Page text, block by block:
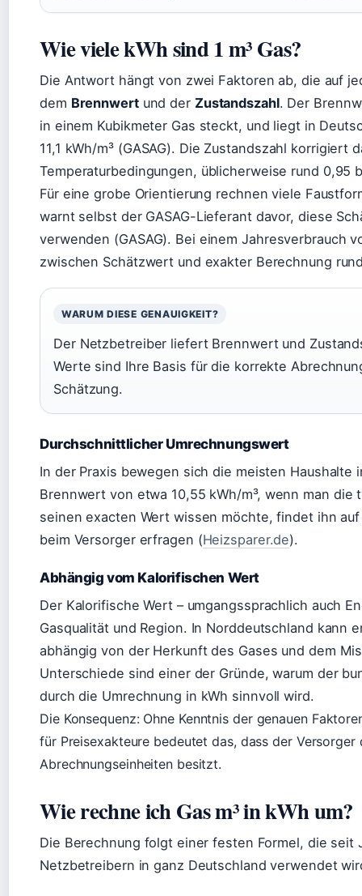
Wie viele kWh sind 1 m³ Gas?
Die Antwort hängt von zwei Faktoren ab, die auf
dem Brennwertund der Zustandszahl. Der
in einem Kubikmeter Gas steckt, und liegt in
11,1 kWh/m³ (GASAG). Die Zustandszahl korrigiert
Temperaturbedingungen, üblicherweise rund 0,95
Für eine grobe Orientierung rechnen viele
warnt selbst der GASAG-Lieferant davor, diese
verwenden (GASAG). Bei einem Jahresverbrauch
zwischen Schätzwert und exakter Berechnung
WARUM DIESE GENAUIGKEIT?
Der Netzbetreiber liefert Brennwert und
Werte sind Ihre Basis für die korrekte
Schätzung.
Durchschnittlicher Umrechnungswert
In der Praxis bewegen sich die meisten
Brennwert von etwa 10,55 kWh/m³, wenn man
seinen exacten Wert wissen möchte, findet ihn
beim Versorger erfragen (Heizsparer.de).
Abhängig vom Kalorifischen Wert
Der Kalorifische Wert – umgangssprachlich auch
Gasqualität und Region. In Norddeutschland kann
abhängig von der Herkunft des Gases und dem
Unterschiede sind einer der Gründe, warum der
durch die Umrechnung in kWh sinnvoll wird.
Die Konsequenz: Ohne Kenntnis der genauen
für Preisexakteure bedeutet das, dass der
Abrechnungseinheiten besitzt.
Wie rechne ich Gas m³ in kWh um?
Die Berechnung folgt einer festen Formel, die seit
Netzbetreibern in ganz Deutschland verwendet